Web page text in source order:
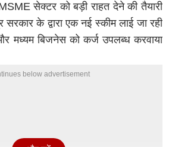
सेक्टर को बड़ी राहत देने की तैयारी
के द्वारा एक नई स्कीम लाई जा रही
मध्यम बिजनेस को कर्ज उपलब्ध करवाया
below advertisement